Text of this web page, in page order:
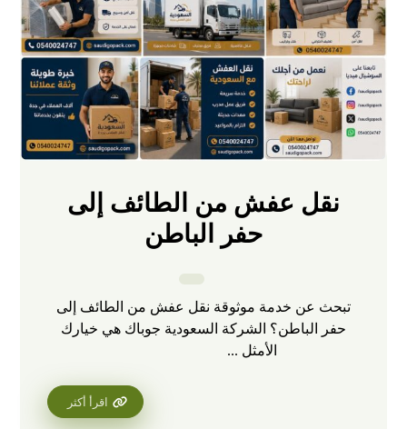
نقل عفش من الطائف إلى
حفر الباطن
تبحث عن خدمة موثوقة نقل عفش من الطائف إلى
حفر الباطن؟ الشركة السعودية جوباك هي خيارك
الأمثل ...
اقرأ أكثر